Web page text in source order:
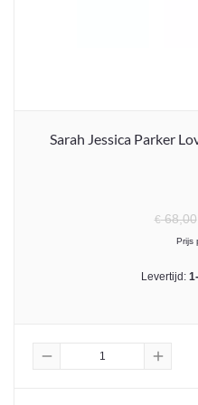
Sarah Jessica Parker
€68,00
Prijs
Levertijd:
remove add